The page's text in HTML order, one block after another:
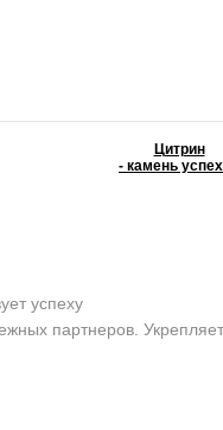
Цитрин
- камень
успеху
партнеров.